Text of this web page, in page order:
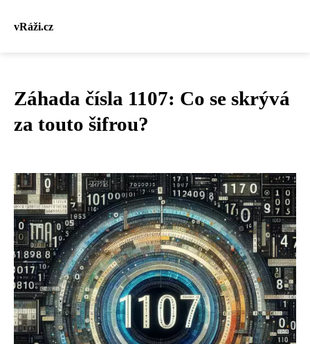
vRáži.cz
Záhada čísla 1107: Co se skrývá
za touto šifrou?